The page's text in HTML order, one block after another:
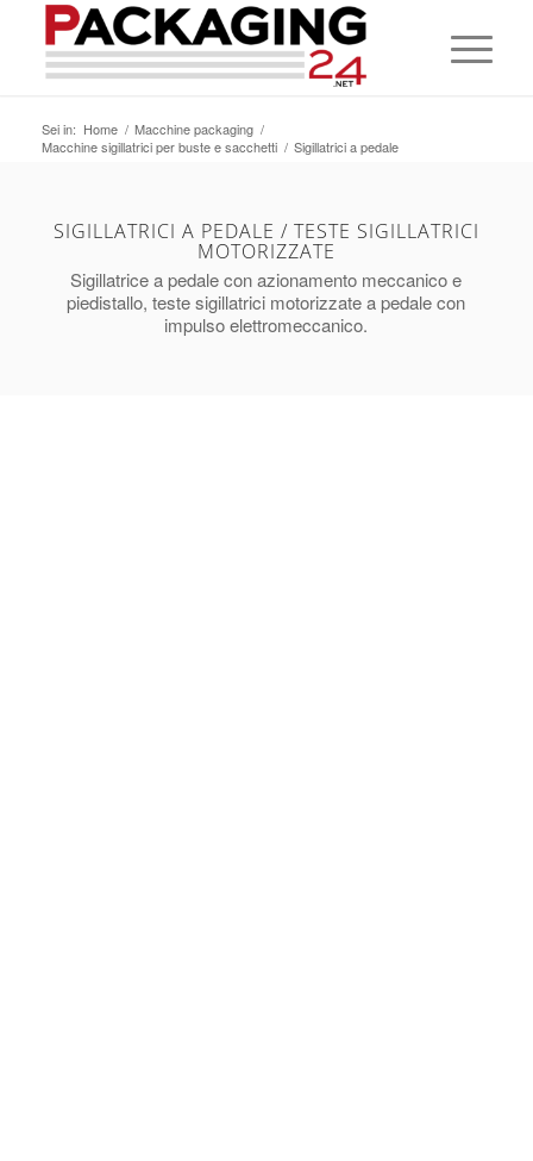
Sei in: Home / Macchine packaging /
Macchine sigillatrici per buste e sacchetti / Sigillatrici a pedale
SIGILLATRICI A PEDALE / TESTE SIGILLATRICI
MOTORIZZATE
Sigillatrice a pedale con azionamento meccanico e
piedistallo, teste sigillatrici motorizzate a pedale con
impulso elettromeccanico.